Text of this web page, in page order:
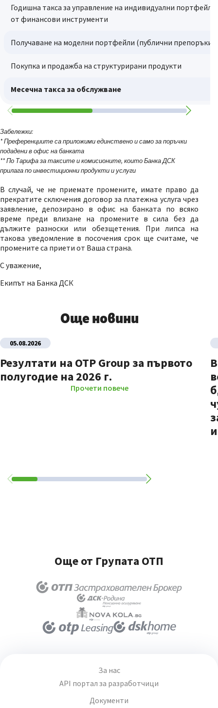
Годишна такса за управление на индивидуални портфейли
от финансови инструменти
Получаване на моделни портфейли (публични препоръки)
Покупка и продажба на структурирани продукти
Месечна такса за обслужване
Забележки:
* Преференциите са приложими единствено и само за поръчки
подадени в офис на банката
** По Тарифа за таксите и комисионите, които Банка ДСК
прилага по инвестиционни продукти и услуги
В случай, че не приемате промените, имате право да
прекратите сключения договор за платежна услуга чрез
заявление, депозирано в офис на банката по всяко
време преди влизане на промените в сила без да
дължите разноски или обезщетения. При липса на
такова уведомление в посочения срок ще считаме, че
промените са приети от Ваша страна.
С уважение,
Екипът на Банка ДСК
Още новини
05.08.2026
Резултати на OTP Group за първото
полугодие на 2026 г.
Прочети повече
Още от Групата ОТП
За нас
API портал за разработчици
Документи